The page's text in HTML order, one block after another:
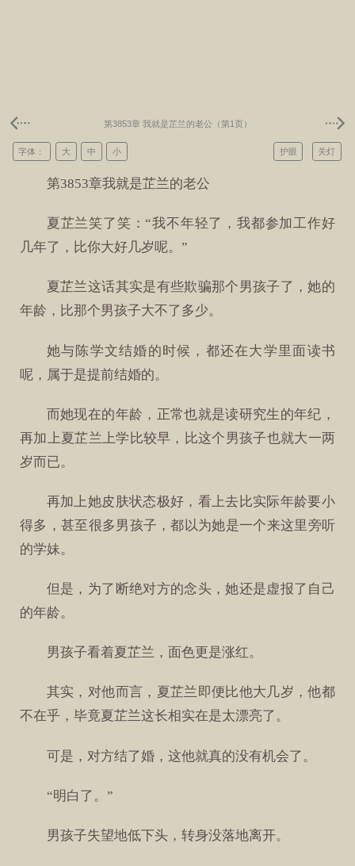
第3853章 我就是芷兰的老公（第1页）
关灯
护眼
字体： 大 中 小
第3853章我就是芷兰的老公
夏芷兰笑了笑：“我不年轻了，我都参加工作好
几年了，比你大好几岁呢。”
夏芷兰这话其实是有些欺骗那个男孩子了，她的
年龄，比那个男孩子大不了多少。
她与陈学文结婚的时候，都还在大学里面读书
呢，属于是提前结婚的。
而她现在的年龄，正常也就是读研究生的年纪，
再加上夏芷兰上学比较早，比这个男孩子也就大一两
岁而已。
再加上她皮肤状态极好，看上去比实际年龄要小
得多，甚至很多男孩子，都以为她是一个来这里旁听
的学妹。
但是，为了断绝对方的念头，她还是虚报了自己
的年龄。
男孩子看着夏芷兰，面色更是涨红。
其实，对他而言，夏芷兰即便比他大几岁，他都
不在乎，毕竟夏芷兰这长相实在是太漂亮了。
可是，对方结了婚，这他就真的没有机会了。
“明白了。”
男孩子失望地低下头，转身没落地离开。